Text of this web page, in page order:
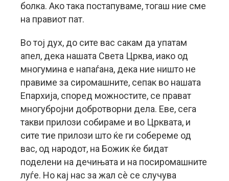
болка. Ако така постапуваме, тогаш ние сме
на правиот пат.
Во тој дух, до сите вас сакам да упатам
апел, дека нашата Света Црква, иако од
многумина е напаѓана, дека ние ништо не
правиме за сиромашните, сепак во нашата
Епархија, според можностите, се прават
многубројни добротворни дела. Еве, сега
такви прилози собираме и во Црквата, и
сите тие прилози што ќе ги собереме од
вас, од народот, на Божик ќе бидат
поделени на дечињата и на посиромашните
луѓе. Но кај нас за жал сè се случува